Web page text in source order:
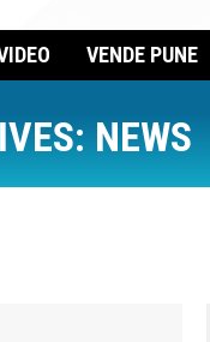
VENDE PUNE
NEWS